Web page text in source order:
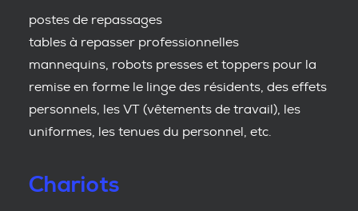
postes de repassages
tables à repasser professionnelles
mannequins, robots presses et toppers pour la
remise en forme le linge des résidents, des effets
personnels, les VT (vêtements de travail), les
uniformes, les tenues du personnel, etc.
Chariots